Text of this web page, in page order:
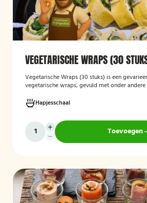
VEGETARISCHE WRAPS (30
Vegetarische Wraps (30 stuks) is een
vegetarische wraps, gevuld met onder
smaakvolle en kleurrijke keuze voor borrels,
bijeenkomsten, geschikt voor gasten die
Hapjesschaal
Toevoegen